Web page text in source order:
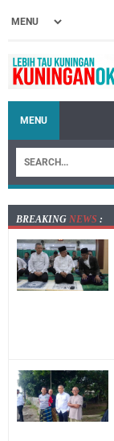
MENU
BREAKING NEWS :